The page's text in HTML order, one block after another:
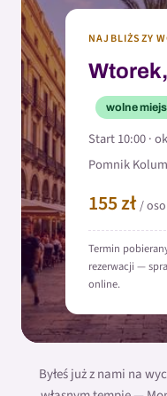
NAJBLIŻSZY
wolne
Start 10:00 ·
Pomnik
155 zł/
Termin
rezerwacji —
online.
Byłeś już z nami na